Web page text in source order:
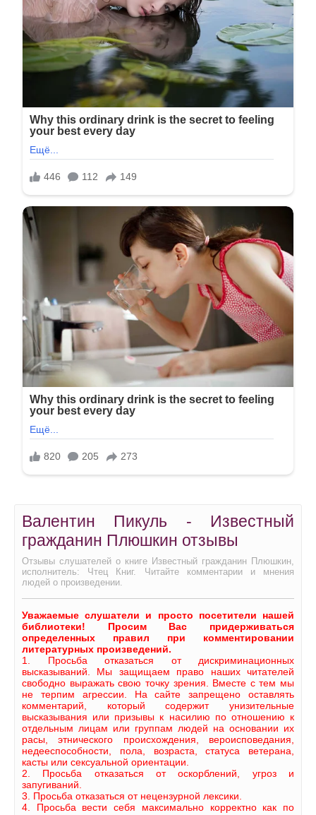
Валентин Пикуль - Известный
гражданин Плюшкин отзывы
Отзывы слушателей о книге Известный гражданин Плюшкин,
исполнитель: Чтец Книг. Читайте комментарии и мнения
людей о произведении.
Уважаемые слушатели и просто посетители нашей
библиотеки! Просим Вас придерживаться
определенных правил при комментировании
литературных произведений.
1. Просьба отказаться от дискриминационных
высказываний. Мы защищаем право наших читателей
свободно выражать свою точку зрения. Вместе с тем мы
не терпим агрессии. На сайте запрещено оставлять
комментарий, который содержит унизительные
высказывания или призывы к насилию по отношению к
отдельным лицам или группам людей на основании их
расы, этнического происхождения, вероисповедания,
недееспособности, пола, возраста, статуса ветерана,
касты или сексуальной ориентации.
2. Просьба отказаться от оскорблений, угроз и
запугиваний.
3. Просьба отказаться от нецензурной лексики.
4. Просьба вести себя максимально корректно как по